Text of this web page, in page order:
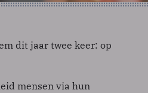
dit jaar twee keer: op
mensen via hun